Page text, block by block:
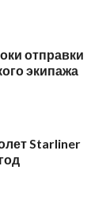
отправки
экипажа
Starliner